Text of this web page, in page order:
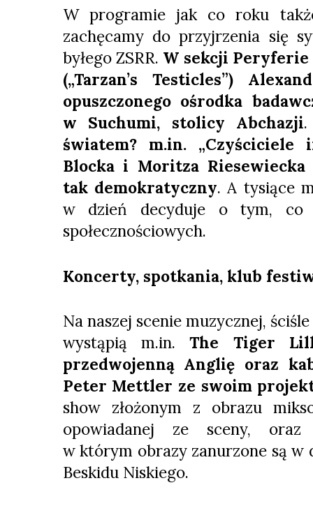
W programie jak co roku
zachęcamy do przyjrzenia się
byłego ZSRR. W sekcji Peryferie
(„Tarzan’s Testicles”)
opuszczonego ośrodka
w Suchumi, stolicy Abchazji
światem? m.in. „Czyściciele
Blocka i Moritza
tak demokratyczny. A tysiące
w dzień decyduje o tym,
społecznościowych.
Koncerty, spotkania, klub
Na naszej scenie muzycznej,
wystąpią m.in.The Tiger
przedwojenną Anglię oraz
Peter Mettler ze swoim
show złożonym z obrazu
opowiadanej ze sceny,
w którym obrazy zanurzone są w
Beskidu Niskiego.